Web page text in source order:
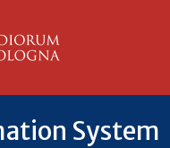
System